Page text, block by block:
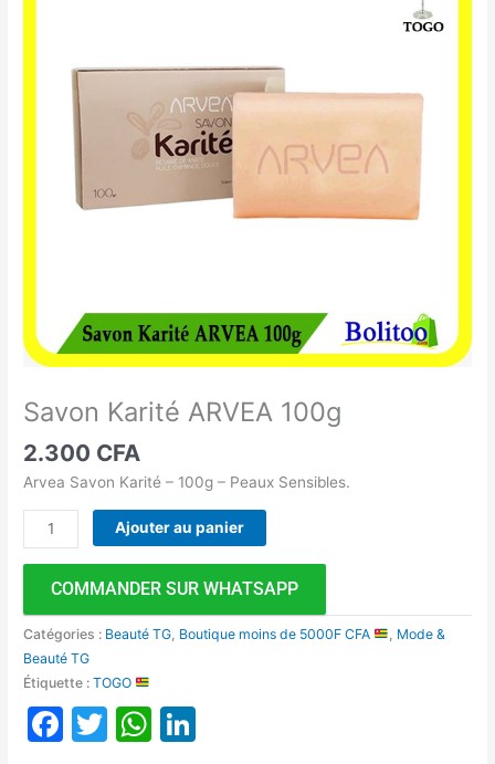
Savon Karité ARVEA 100g
2.300 CFA
Arvea Savon Karité – 100g – Peaux Sensibles.
Ajouter au panier
COMMANDER SUR WHATSAPP
Catégories : Beauté TG Boutique moins de 5000F CFA
Mode &
Beauté TG
Étiquette :TOGO
Facebook
TwitterWhatsApp